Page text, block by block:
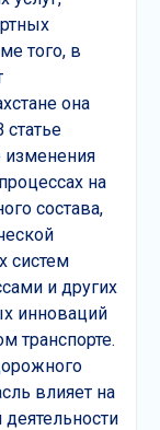
того, в
она
статье
изменения
на
состава,
систем
и других
инноваций
транспорте.
влияет на